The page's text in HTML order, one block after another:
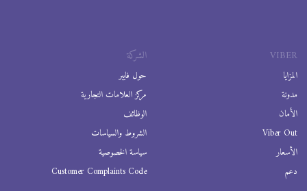
VIBER
المزايا
مدونة
الأمان
Viber Out
الأسعار
دعم
الشركة
حول فايبر
مركز العلامات التجارية
الوظائف
الشروط والسياسات
سياسة الخصوصية
Customer Complaints Code